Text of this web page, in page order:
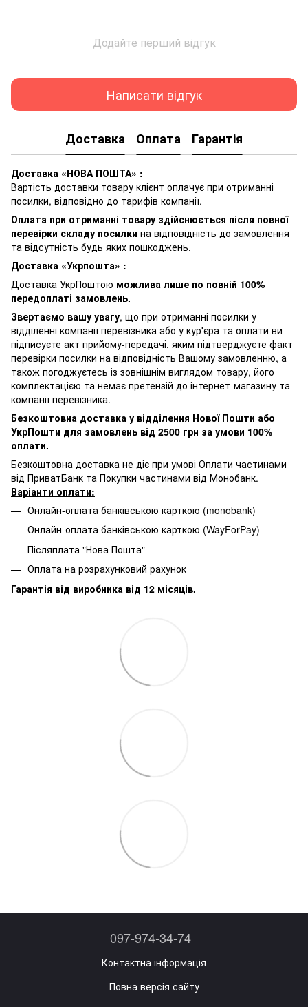
Додайте перший відгук
Написати відгук
Доставка Оплата Гарантія
Доставка «НОВА ПОШТА» :
Вартість доставки товару клієнт оплачує при отриманні
посилки, відповідно до тарифів компанії.
Оплата при отриманні товару здійснюється після повної
перевірки складу посилки на відповідність до замовлення
та відсутність будь яких пошкоджень.
Доставка «Укрпошта» :
Доставка УкрПоштою можлива лише по повній 100%
передоплаті замовлень.
Звертаємо вашу увагу, що при отриманні посилки у
відділенні компанії перевізника або у кур'єра та оплати ви
підписуєте акт прийому-передачі, яким підтверджуєте факт
перевірки посилки на відповідність Вашому замовленню, а
також погоджуєтесь із зовнішнім виглядом товару, його
комплектацією та немає претензій до інтернет-магазину та
компанії перевізника.
Безкоштовна доставка у відділення Нової Пошти або
УкрПошти для замовлень від 2500 грн за умови 100%
оплати.
Безкоштовна доставка не діє при умові Оплати частинами
від ПриватБанк та Покупки частинами від Монобанк.
Варіанти оплати:
Онлайн-оплата банківською карткою (monobank)
Онлайн-оплата банківською карткою (WayForPay)
Післяплата "Нова Пошта"
Оплата на розрахунковий рахунок
Гарантія від виробника від 12 місяців.
097-974-34-74
Контактна інформація
Повна версія сайту